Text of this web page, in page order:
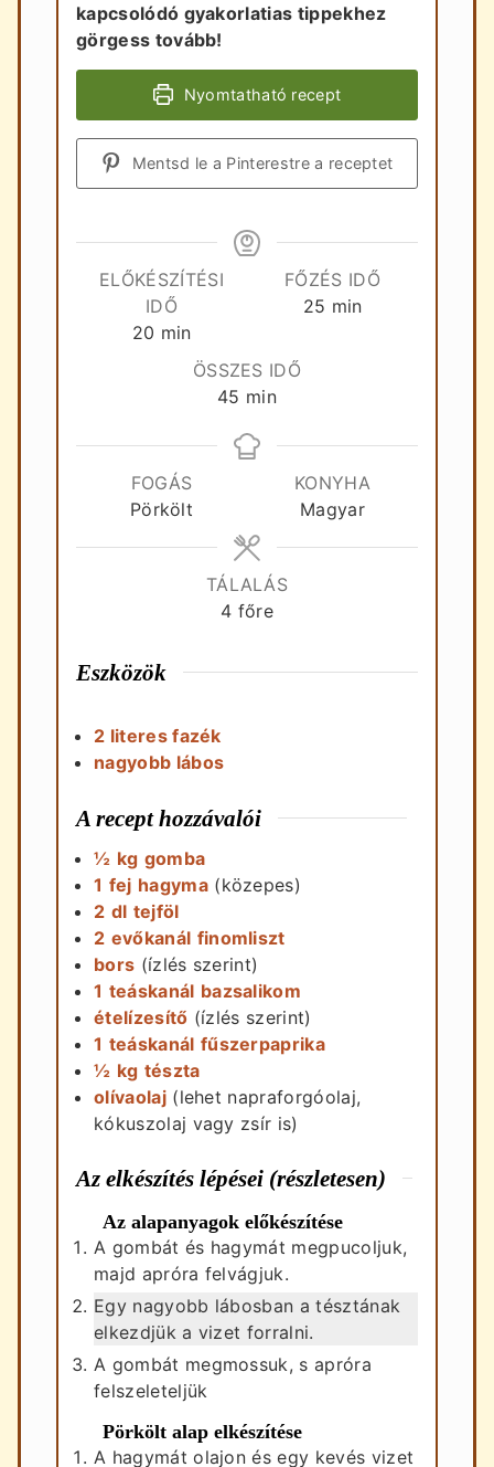
kapcsolódó gyakorlatias tippekhez
görgess tovább!
Nyomtatható recept
Mentsd le a Pinterestre a receptet
ELŐKÉSZÍTÉSI
IDŐ
20 perc
min
FŐZÉS IDŐ
25 perc
min
ÖSSZES IDŐ
45 perc
min
FOGÁS
Pörkölt
KONYHA
Magyar
TÁLALÁS
4 főre
Eszközök
2 literes fazék
nagyobb lábos
A recept hozzávalói
½ kg gomba
1 fej hagyma (közepes)
2 dl tejföl
2 evőkanál finomliszt
bors (ízlés szerint)
1 teáskanál bazsalikom
ételízesítő (ízlés szerint)
1 teáskanál fűszerpaprika
½ kg tészta
olívaolaj (lehet napraforgóolaj,
kókuszolaj vagy zsír is)
Az elkészítés lépései (részletesen)
Az alapanyagok előkészítése
A gombát és hagymát megpucoljuk,
majd apróra felvágjuk.
Egy nagyobb lábosban a tésztának
elkezdjük a vizet forralni.
A gombát megmossuk, s apróra
felszeleteljük
Pörkölt alap elkészítése
A hagymát olajon és egy kevés vizet